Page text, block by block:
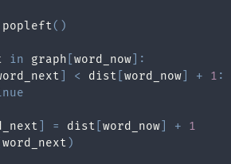
popleft( )
in graph word_now
:
< dist word_now + 1 :
= dist word_now +
1
word_next )